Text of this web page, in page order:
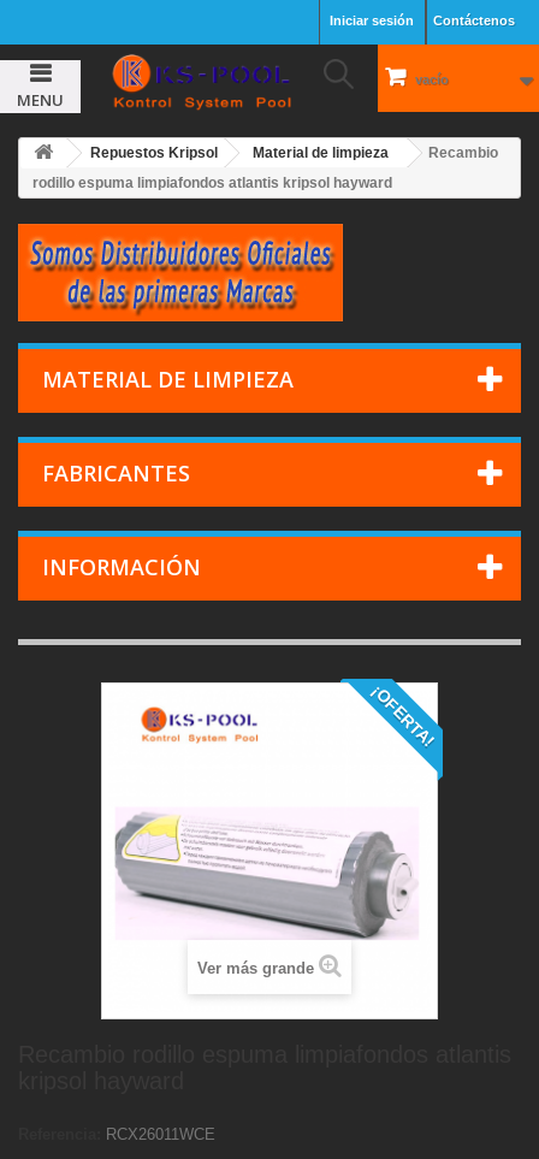
Contáctenos
Iniciar sesión
vacío
MENU
Repuestos Kripsol Material de limpieza
Recambio
rodillo espuma limpiafondos atlantis kripsol hayward
MATERIAL DE LIMPIEZA
FABRICANTES
INFORMACIÓN
¡OFERTA!
Ver más grande
RCX26011WCE